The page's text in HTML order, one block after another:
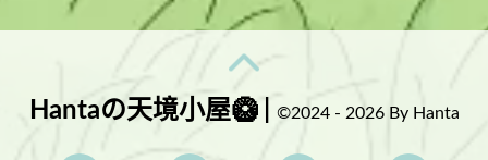
Hantaの天境小屋🥝 | ©2024 - 2026 By Hanta